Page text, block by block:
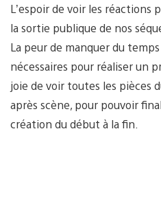
L’espoir de voir les réactions
la sortie publique de nos
La peur de manquer du
nécessaires pour réaliser un
joie de voir toutes les pièces
après scène, pour pouvoir
création du début à la fin.